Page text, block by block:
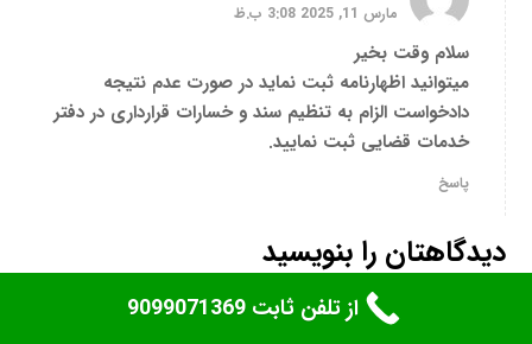
مارس 11, 2025 3:08 ب.ظ
سلام وقت بخیر
میتوانید اظهارنامه ثبت نماید در صورت عدم نتیجه
دادخواست الزام به تنظیم سند و خسارات قرارداری در دفتر
خدمات قضایی ثبت نمایید.
پاسخ
دیدگاهتان را بنویسید
نشانی ایمیل شما منتشر نخواهد شد. بخش‌های موردنیاز از تلفن ثابت 9099071369